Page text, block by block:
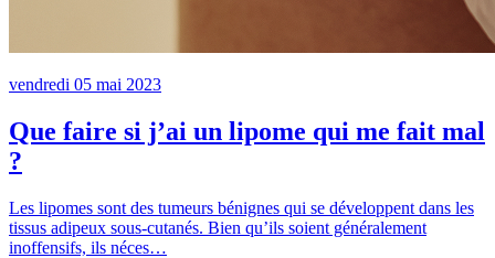
vendredi 05 mai 2023
Que faire si j’ai un lipome qui me fait mal
?
Les lipomes sont des tumeurs bénignes qui se développent dans les
tissus adipeux sous-cutanés. Bien qu’ils soient généralement
inoffensifs, ils néces…